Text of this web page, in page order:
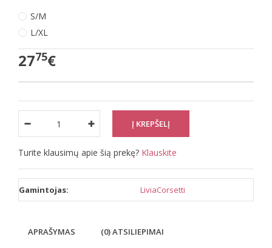
S/M
L/XL
2775€
Turite klausimų apie šią prekę? Klauskite
Gamintojas: LiviaCorsetti
APRAŠYMAS (0) ATSILIEPIMAI